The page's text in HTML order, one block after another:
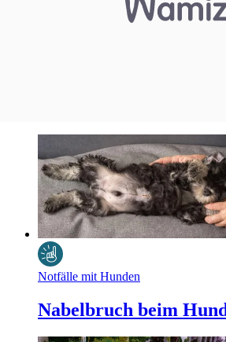
Notfälle mit Hunden
Nabelbruch beim Hund